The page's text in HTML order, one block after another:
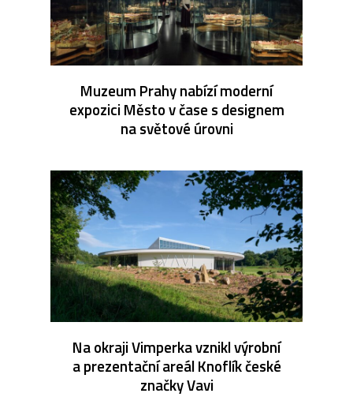
Muzeum Prahy nabízí moderní
expozici Město v čase s designem
na světové úrovni
Na okraji Vimperka vznikl výrobní
a prezentační areál Knoflík české
značky Vavi